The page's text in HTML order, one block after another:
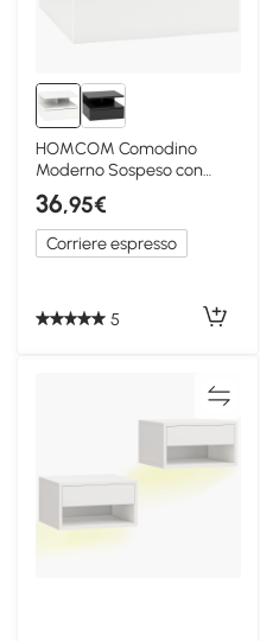
HOMCOM Comodino
Moderno Sospeso con
Cassetto 35x32x22.5cm
Bianco
36,95€
Corriere espresso
5